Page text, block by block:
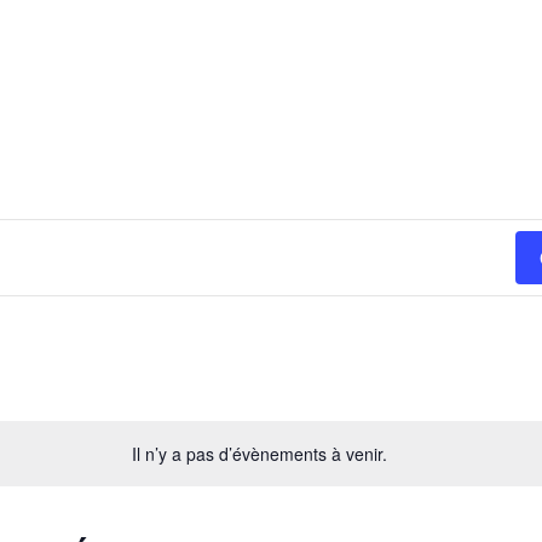
Il n’y a pas d’évènements à venir.